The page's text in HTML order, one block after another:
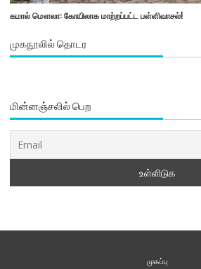
கமால் மௌலா: கோயிலாக மாற்றப்பட்ட பள்ளிவாசல்!
முகநூலில் தொடர
மின்னஞ்சலில் பெற
முகப்பு